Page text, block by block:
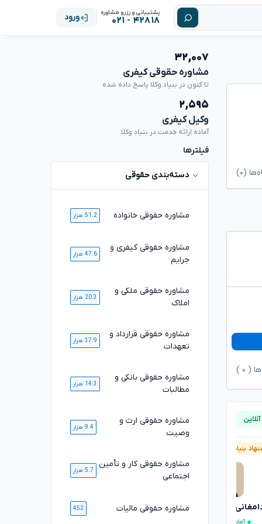
پشتیبانی و رزرو مشاوره
۴۲۸۱۸ - ۰۲۱ ورود
(۰)
( ۰
بنیاد وکلا
ثانی
تایید شده
آماده مشاوره فوری
مصطفی مستاجران
۳۲,۰۰۷
مشاوره حقوقی کیفری
تا کنون در بنیاد وکلا پاسخ داده شده
۲,۵۹۵
وکیل کیفری
آماده ارائه خدمت در بنیاد وکلا
فیلترها
دسته‌بندی حقوقی
مشاوره حقوقی خانواده 51.2 هزار
مشاوره حقوقی کیفری و
جرایم
47.6 هزار
مشاوره حقوقی ملکی و
املاک
20.3 هزار
مشاوره حقوقی قرارداد و
تعهدات
37.9 هزار
مشاوره حقوقی بانکی و
مطالبات
14.3 هزار
مشاوره حقوقی ارث و
وصیت
9.4 هزار
مشاوره حقوقی کار و تأمین
اجتماعی
5.7 هزار
مشاوره حقوقی مالیات 452